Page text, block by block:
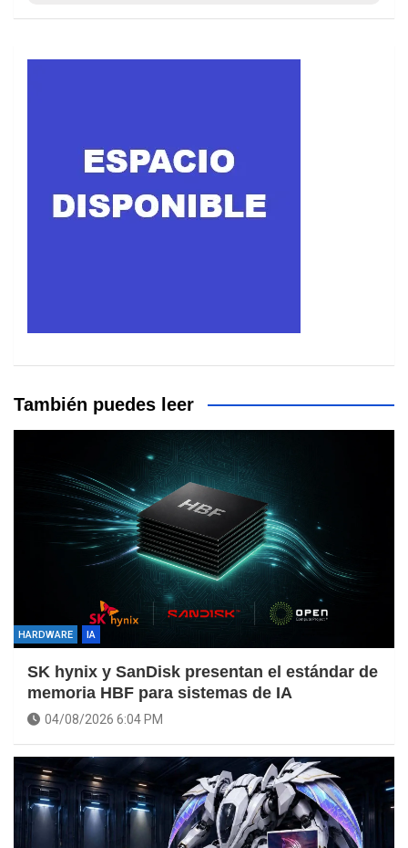
También puedes leer
HARDWARE IA
SK hynix y SanDisk presentan el estándar de
memoria HBF para sistemas de IA
04/08/2026 6:04 PM